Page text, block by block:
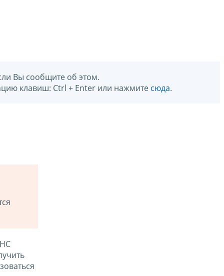
Вы сообщите об этом.
клавиш: Ctrl + Enter или нажмите сюда.